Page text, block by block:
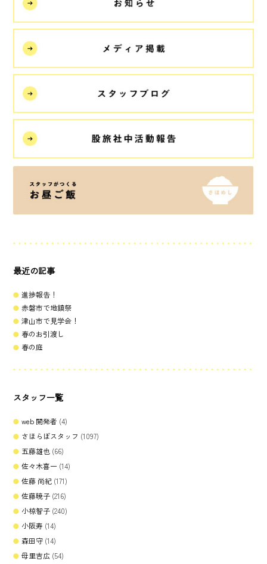
最近の記事
進捗報告！
赤磐市で地鎮祭
津山市で見学会！
春のお引渡し
春の庭
スタッフ一覧
web 開発者 (4)
さほらぼスタッフ (1097)
五藤雄也 (66)
佐々木喜一 (14)
佐藤 尚紀 (171)
佐藤暁子 (216)
小椋智子 (240)
小阪寿 (14)
森田守 (14)
母里吉広 (54)